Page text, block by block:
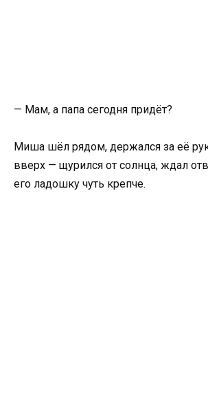
— Мам, а папа сегодня придёт?
Миша шёл рядом, держался за её
вверх — щурился от солнца, ждал
его ладошку чуть крепче.